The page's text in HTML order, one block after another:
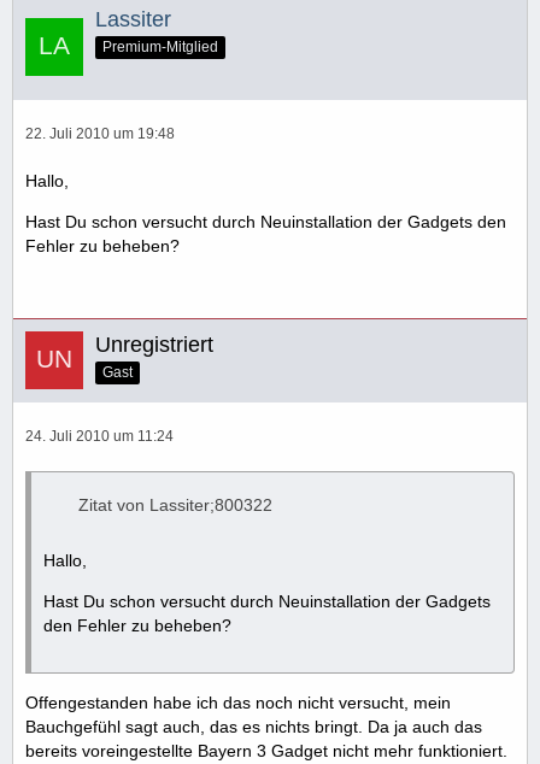
Lassiter
Premium-Mitglied
22. Juli 2010 um 19:48
Hallo,
Hast Du schon versucht durch Neuinstallation der Gadgets den
Fehler zu beheben?
Unregistriert
Gast
24. Juli 2010 um 11:24
Zitat von Lassiter;800322
Hallo,
Hast Du schon versucht durch Neuinstallation der Gadgets
den Fehler zu beheben?
Offengestanden habe ich das noch nicht versucht, mein
Bauchgefühl sagt auch, das es nichts bringt. Da ja auch das
bereits voreingestellte Bayern 3 Gadget nicht mehr funktioniert.